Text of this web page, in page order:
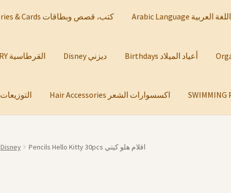
Books, Stories & Cards كتب، قصص وبطاقات Arabic Language اللغة العربية
STATIONARY القرطاسية Disney ديزني Birthdays أعياد الميلاد
Giveaways التوزيعات Hair Accessories اكسسوارات الشعر
Disney Pencils Hello Kitty 30pcs اقلام هلو كيتي